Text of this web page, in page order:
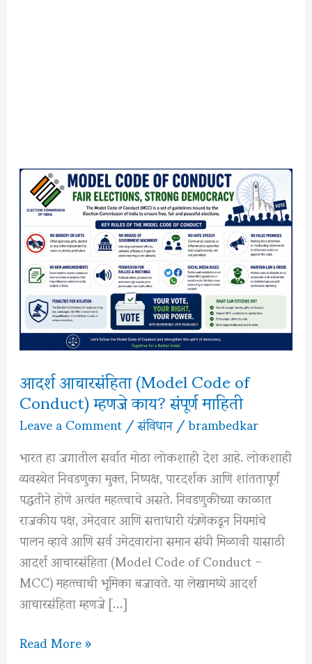
आदर्श आचारसंहिता (Model Code of
Conduct) म्हणजे काय? संपूर्ण माहिती
Leave a Comment/संविधान/brambedkar
भारत हा जगातील सर्वात मोठा लोकशाही देश आहे. लोकशाही
व्यवस्थेत निवडणुका मुक्त, निष्पक्ष, पारदर्शक आणि शांततापूर्ण
पद्धतीने होणे अत्यंत महत्त्वाचे असते. निवडणुकीच्या काळात
राजकीय पक्ष, उमेदवार आणि सत्ताधारी यंत्रणेकडून नियमांचे
पालन व्हावे आणि सर्व उमेदवारांना समान संधी मिळावी यासाठी
आदर्श आचारसंहिता (Model Code of Conduct –
MCC) महत्त्वाची भूमिका बजावते. या लेखामध्ये आदर्श
आचारसंहिता म्हणजे […]
आदर्श
Read More »